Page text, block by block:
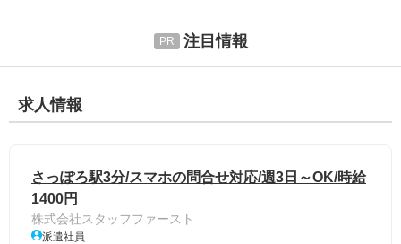
注目情報
求人情報
さっぽろ駅3分/スマホの問合せ対応/週3日～OK/時給
1400円
株式会社スタッフファースト
派遣社員